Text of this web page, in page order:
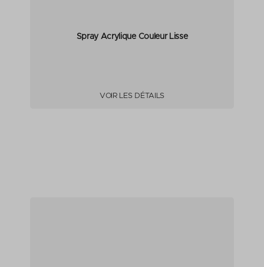
Spray Acrylique Couleur Lisse
VOIR LES DÉTAILS